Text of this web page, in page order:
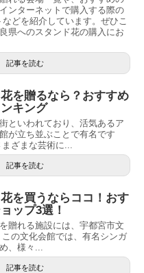
ンターネットで購入する際の
どを紹介しています。ぜひこ
県へのスタンド花の購入にお
記事を読む
を贈るなら？おすすめ
キング
といわれており、活気あるア
が立ち並ぶことで有名です
ざまな芸術に...
記事を読む
を買うならココ！おす
ップ3選！
贈れる施設には、宇都宮市文
の文化会館では、有名シンガ
、様々...
記事を読む